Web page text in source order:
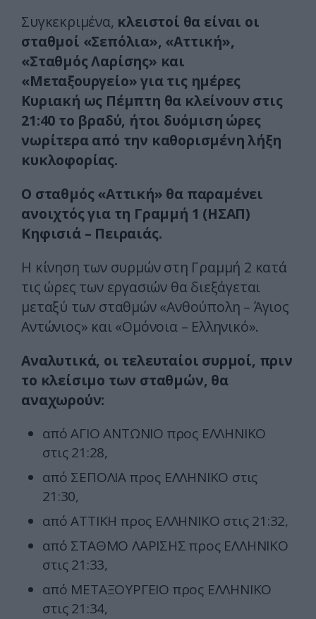
Συγκεκριμένα, κλειστοί θα είναι οι
σταθμοί «Σεπόλια», «Αττική»,
«Σταθμός Λαρίσης» και
«Μεταξουργείο» για τις ημέρες
Κυριακή ως Πέμπτη θα κλείνουν στις
21:40 το βραδύ, ήτοι δυόμιση ώρες
νωρίτερα από την καθορισμένη λήξη
κυκλοφορίας.
Ο σταθμός «Αττική» θα παραμένει
ανοιχτός για τη Γραμμή 1 (ΗΣΑΠ)
Κηφισιά – Πειραιάς.
Η κίνηση των συρμών στη Γραμμή 2 κατά
τις ώρες των εργασιών θα διεξάγεται
μεταξύ των σταθμών «Ανθούπολη – Άγιος
Αντώνιος» και «Ομόνοια – Ελληνικό».
Αναλυτικά, οι τελευταίοι συρμοί, πριν
το κλείσιμο των σταθμών, θα
αναχωρούν:
από ΑΓΙΟ ΑΝΤΩΝΙΟ προς ΕΛΛΗΝΙΚΟ
στις 21:28,
από ΣΕΠΟΛΙΑ προς ΕΛΛΗΝΙΚΟ στις
21:30,
από ΑΤΤΙΚΗ προς ΕΛΛΗΝΙΚΟ στις 21:32,
από ΣΤΑΘΜΟ ΛΑΡΙΣΗΣ προς ΕΛΛΗΝΙΚΟ
στις 21:33,
από ΜΕΤΑΞΟΥΡΓΕΙΟ προς ΕΛΛΗΝΙΚΟ
στις 21:34,